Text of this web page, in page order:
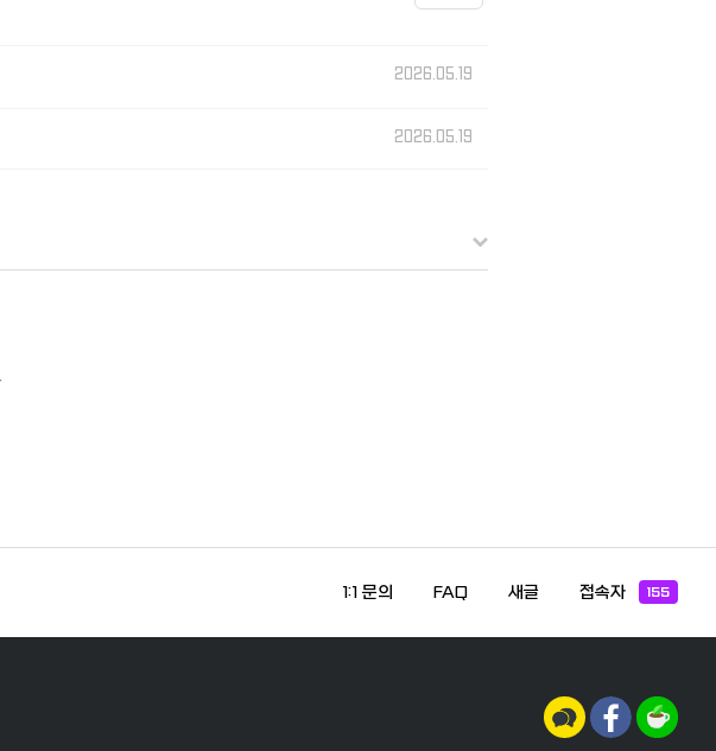
2026.05.19
2026.05.19
1:1 문의 FAQ 새글 접속자 155